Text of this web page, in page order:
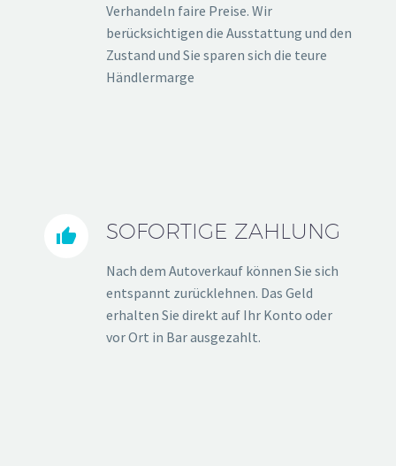
Verhandeln faire Preise. Wir
berücksichtigen die Ausstattung und den
Zustand und Sie sparen sich die teure
Händlermarge

 SOFORTIGE ZAHLUNG
Nach dem Autoverkauf können Sie sich
entspannt zurücklehnen. Das Geld
erhalten Sie direkt auf Ihr Konto oder
vor Ort in Bar ausgezahlt.